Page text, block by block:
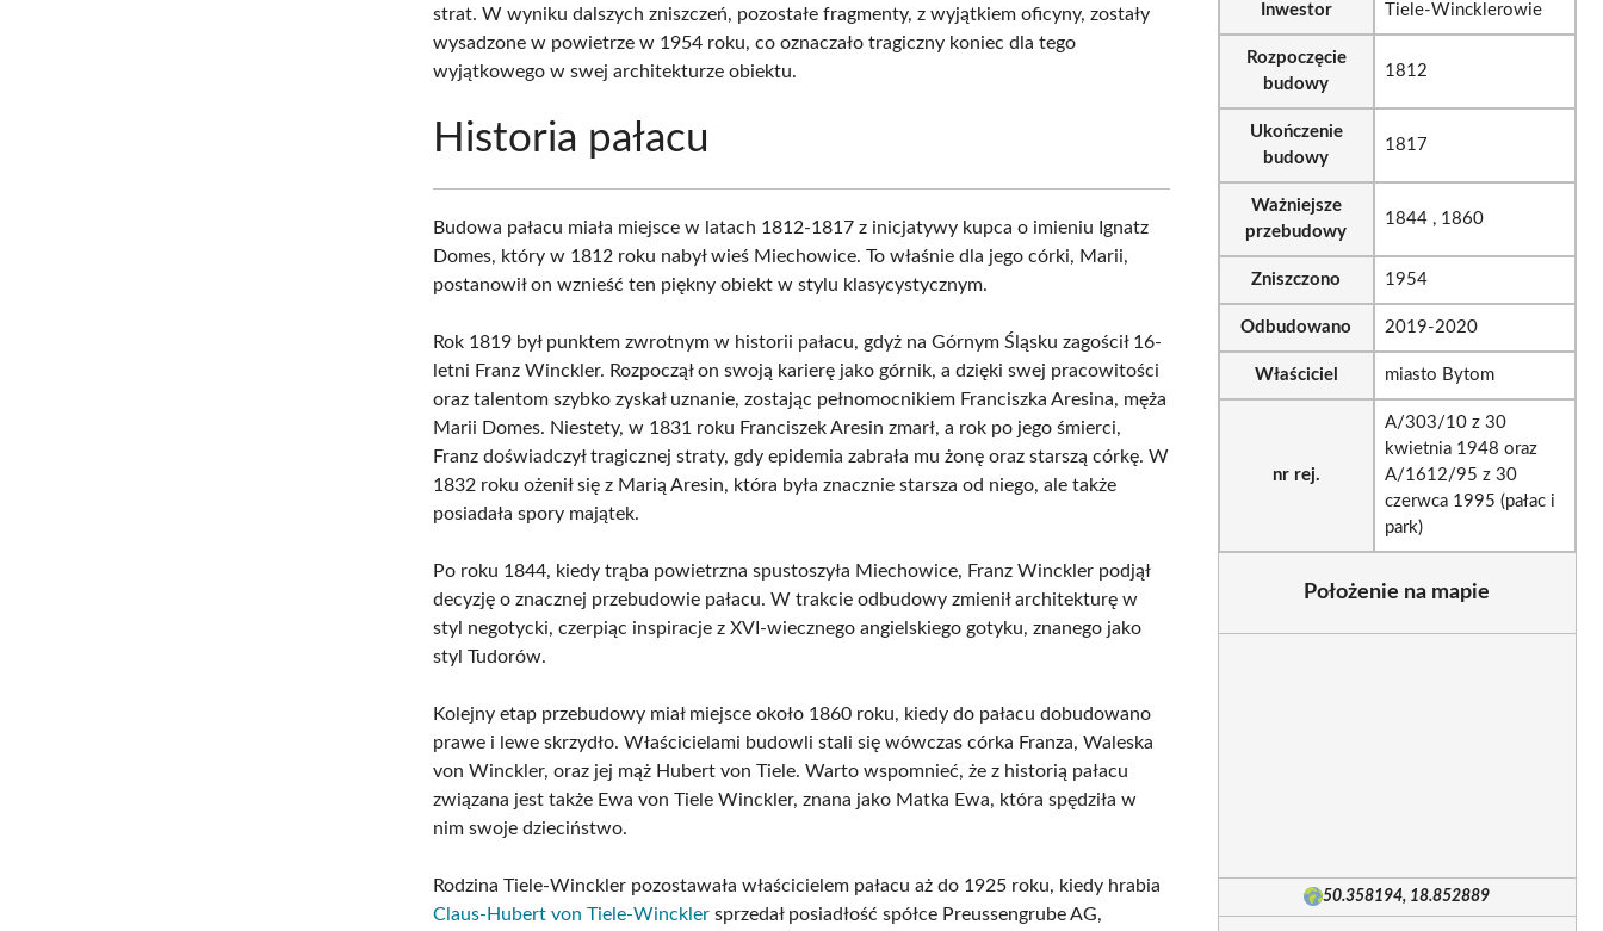
strat. W wyniku dalszych zniszczeń, pozostałe fragmenty, z wyjątkiem oficyny, zostały
wysadzone w powietrze w 1954 roku, co oznaczało tragiczny koniec dla tego
wyjątkowego w swej architekturze obiektu.
Historia pałacu
Budowa pałacu miała miejsce w latach 1812-1817 z inicjatywy kupca o imieniu Ignatz
Domes, który w 1812 roku nabył wieś Miechowice. To właśnie dla jego córki, Marii,
postanowił on wznieść ten piękny obiekt w stylu klasycystycznym.
Rok 1819 był punktem zwrotnym w historii pałacu, gdyż na Górnym Śląsku zagościł 16-
letni Franz Winckler. Rozpoczął on swoją karierę jako górnik, a dzięki swej pracowitości
oraz talentom szybko zyskał uznanie, zostając pełnomocnikiem Franciszka Aresina, męża
Marii Domes. Niestety, w 1831 roku Franciszek Aresin zmarł, a rok po jego śmierci,
Franz doświadczył tragicznej straty, gdy epidemia zabrała mu żonę oraz starszą córkę. W
1832 roku ożenił się z Marią Aresin, która była znacznie starsza od niego, ale także
posiadała spory majątek.
Po roku 1844, kiedy trąba powietrzna spustoszyła Miechowice, Franz Winckler podjął
decyzję o znacznej przebudowie pałacu. W trakcie odbudowy zmienił architekturę w
styl negotycki, czerpiąc inspiracje z XVI-wiecznego angielskiego gotyku, znanego jako
styl Tudorów.
Kolejny etap przebudowy miał miejsce około 1860 roku, kiedy do pałacu dobudowano
prawe i lewe skrzydło. Właścicielami budowli stali się wówczas córka Franza, Waleska
von Winckler, oraz jej mąż Hubert von Tiele. Warto wspomnieć, że z historią pałacu
związana jest także Ewa von Tiele Winckler, znana jako Matka Ewa, która spędziła w
nim swoje dzieciństwo.
Rodzina Tiele-Winckler pozostawała właścicielem pałacu aż do 1925 roku, kiedy hrabia
Claus-Hubert von Tiele-Winckler sprzedał posiadłość spółce Preussengrube AG,
Inwestor Tiele-Wincklerowie
Rozpoczęcie
budowy
1812
Ukończenie
budowy
1817
Ważniejsze
przebudowy
1844 , 1860
Zniszczono 1954
Odbudowano 2019-2020
Właściciel miasto Bytom
nr rej.
A/303/10 z 30
kwietnia 1948 oraz
A/1612/95 z 30
czerwca 1995 (pałac i
park)
Położenie na mapie
50.358194, 18.852889